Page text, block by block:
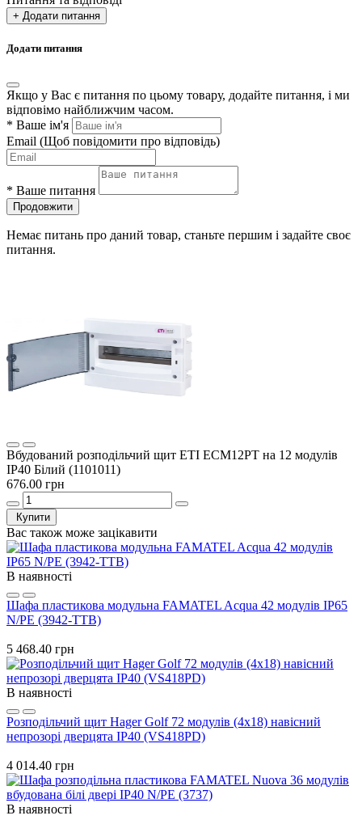
+ Додати питання
Додати питання
Якщо у Вас є питання по цьому товару, додайте питання, і ми
відповімо найближчим часом.
* Ваше ім'я
Email (Щоб повідомити про відповідь)
* Ваше питання
Продовжити
Немає питань про даний товар, станьте першим і задайте своє
питання.
Вбудований розподільчий щит ETI ECM12PT на 12 модулів
IP40 Білий (1101011)
676.00 грн
Купити
Вас також може зацікавити
В наявності
Шафа пластикова модульна FAMATEL Acqua 42 модулів IP65
N/PE (3942-TTB)
5 468.40 грн
В наявності
Розподільчий щит Hager Golf 72 модулів (4x18) навісний
непрозорі дверцята IP40 (VS418PD)
4 014.40 грн
В наявності